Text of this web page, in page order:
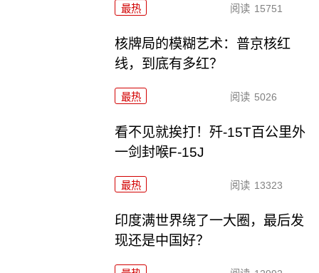
最热 阅读 15751
核牌局的模糊艺术：普京核红
线，到底有多红？
最热 阅读 5026
看不见就挨打！歼-15T百公里外
一剑封喉F-15J
最热 阅读 13323
印度满世界绕了一大圈，最后发
现还是中国好？